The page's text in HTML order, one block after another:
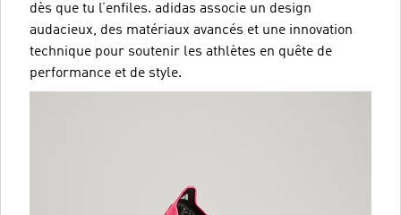
dès que tu l’enfiles. adidas associe un design
audacieux, des matériaux avancés et une innovation
technique pour soutenir les athlètes en quête de
performance et de style.